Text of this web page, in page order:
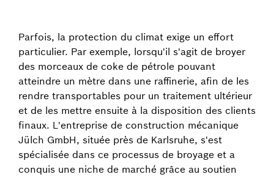
Parfois, la protection du climat exige un effort
particulier. Par exemple, lorsqu'il s'agit de broyer
des morceaux de coke de pétrole pouvant
atteindre un mètre dans une raffinerie, afin de les
rendre transportables pour un traitement ultérieur
et de les mettre ensuite à la disposition des clients
finaux. L'entreprise de construction mécanique
Jülch GmbH, située près de Karlsruhe, s'est
spécialisée dans ce processus de broyage et a
conquis une niche de marché grâce au soutien